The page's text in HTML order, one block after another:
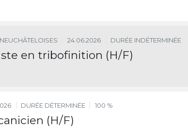
24.06.2026 DURÉE INDÉTERMINÉE
en tribofinition (H/F)
DURÉE DÉTERMINÉE 100 %
(H/F)